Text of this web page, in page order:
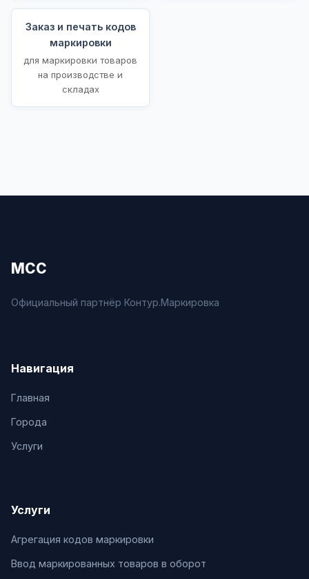
Заказ и печать кодов
маркировки
для маркировки товаров
на производстве и
складах
МСС
Официальный партнёр Контур.Маркировка
Навигация
Главная
Города
Услуги
Услуги
Агрегация кодов маркировки
Ввод маркированных товаров в оборот